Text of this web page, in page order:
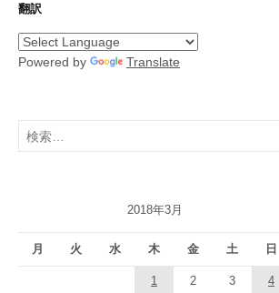
翻訳
Powered by Translate
検
索:
2018年3月
月 火 水 木 金 土 日
1 2 3 4